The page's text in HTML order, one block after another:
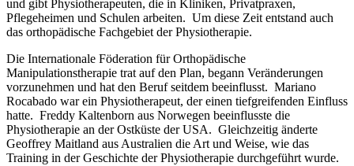
und gibt Physiotherapeuten, die in Kliniken, Privatpraxen,
Pflegeheimen und Schulen arbeiten. Um diese Zeit entstand auch
das orthopädische Fachgebiet der Physiotherapie.
Die Internationale Föderation für Orthopädische
Manipulationstherapie trat auf den Plan, begann Veränderungen
vorzunehmen und hat den Beruf seitdem beeinflusst. Mariano
Rocabado war ein Physiotherapeut, der einen tiefgreifenden Einfluss
hatte. Freddy Kaltenborn aus Norwegen beeinflusste die
Physiotherapie an der Ostküste der USA. Gleichzeitig änderte
Geoffrey Maitland aus Australien die Art und Weise, wie das
Training in der Geschichte der Physiotherapie durchgeführt wurde.